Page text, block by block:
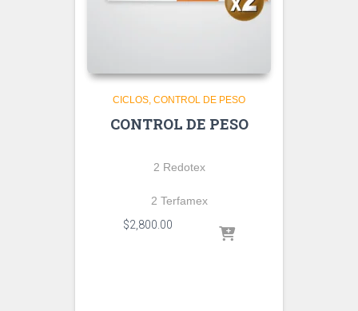
CICLOS CONTROL DE PESO
CONTROL DE PESO
2 Redotex
2 Terfamex
$2,800.00